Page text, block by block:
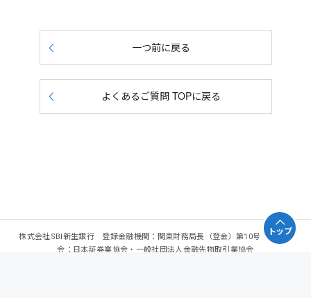
一つ前に戻る
よくあるご質問 TOPに戻る
株式会社SBI新生銀行 登録金融機関：関東財務局長（登金）第10号 加入協
会：日本証券業協会・一般社団法人金融先物取引業協会
トップ